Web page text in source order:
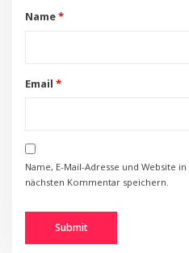
Name*
Email *
Name, E-Mail-Adresse und Website
nächsten Kommentar speichern.